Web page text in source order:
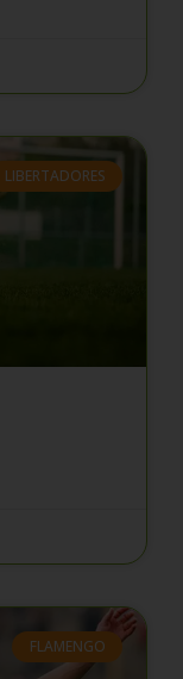
LIBERTADORES
FLAMENGO